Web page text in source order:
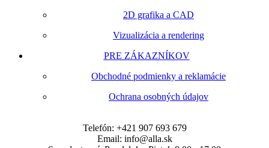
2D grafika a CAD
Vizualizácia a rendering
PRE ZÁKAZNÍKOV
Obchodné podmienky a reklamácie
Ochrana osobných údajov
Telefón: +421 907 693 679
Email: info@alla.sk